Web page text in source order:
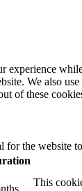
We also
of these
for the website
This